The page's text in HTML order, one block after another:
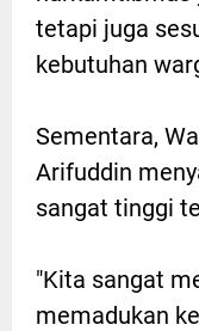
tetapi juga
kebutuhan
Sementara,
Arifuddin
sangat tinggi
"Kita sangat
memadukan